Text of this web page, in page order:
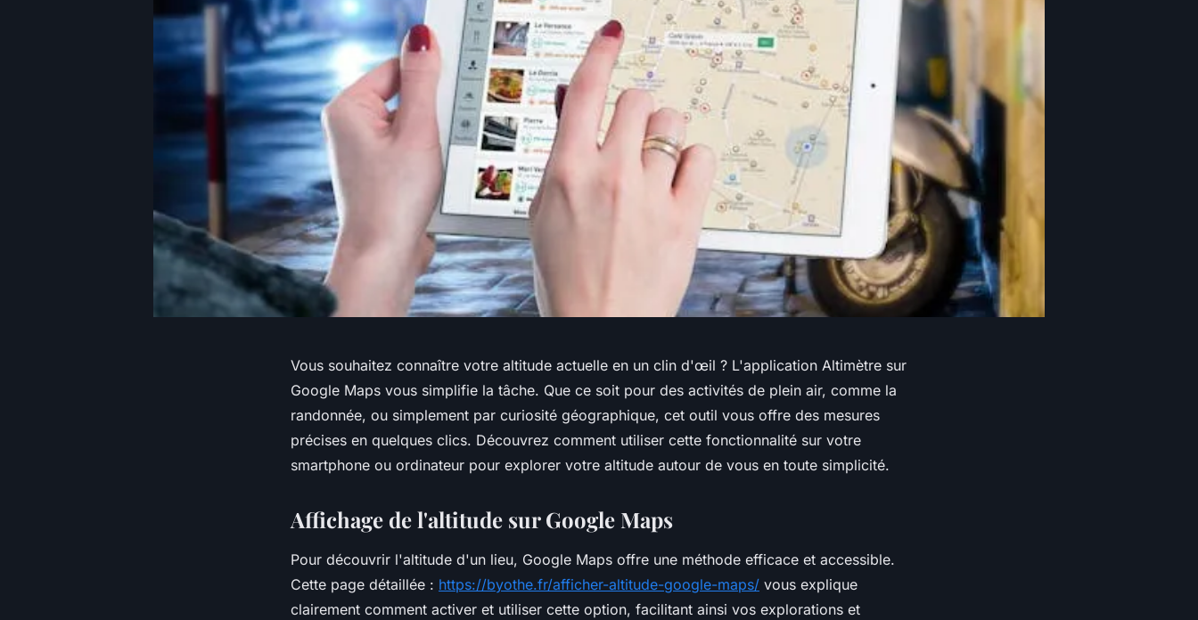
Vous souhaitez connaître votre altitude actuelle en un clin d'œil ? L'application Altimètre sur
Google Maps vous simplifie la tâche. Que ce soit pour des activités de plein air, comme la
randonnée, ou simplement par curiosité géographique, cet outil vous offre des mesures
précises en quelques clics. Découvrez comment utiliser cette fonctionnalité sur votre
smartphone ou ordinateur pour explorer votre altitude autour de vous en toute simplicité.
Affichage de l'altitude sur Google Maps
Pour découvrir l'altitude d'un lieu, Google Maps offre une méthode efficace et accessible.
Cette page détaillée : https://byothe.fr/afficher-altitude-google-maps/ vous explique
clairement comment activer et utiliser cette option, facilitant ainsi vos explorations et